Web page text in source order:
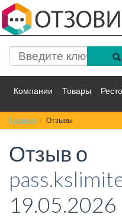
Компании Товары
Спорт Фильмы
Красота Здоровье
Главная Отзывы
Отзыв о